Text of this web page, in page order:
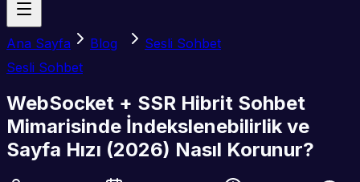
Ana Sayfa Blog
Sesli Sohbet
Sesli Sohbet
WebSocket + SSR Hibrit Sohbet
Mimarisinde İndekslenebilirlik ve
Sayfa Hızı (2026) Nasıl Korunur?